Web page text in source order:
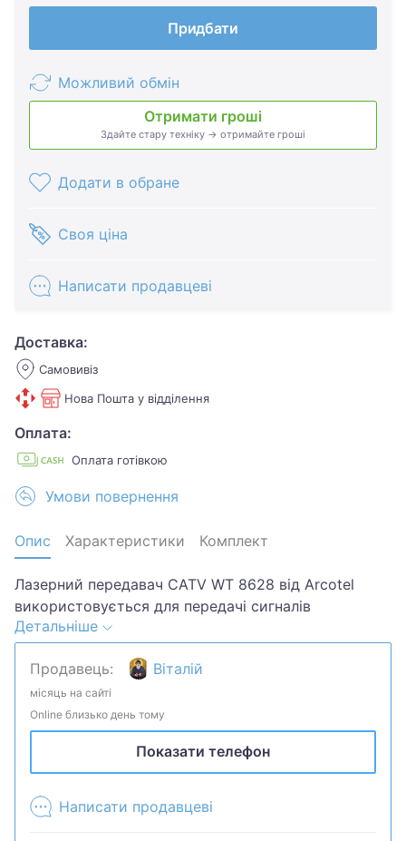
Придбати
Можливий обмін
Отримати гроші
Здайте стару техніку → отримайте гроші
Додати в обране
Своя ціна
Написати продавцеві
Доставка:
Самовивіз
Нова Пошта у відділення
Оплата:
Оплата готівкою
Умови повернення
Опис Характеристики Комплект
Лазерний передавач CATV WT 8628 від Arcotel
використовується для передачі сигналів
телебачення через оптичне волокно.Рідкісна
річ,особливо нова.Стан новий,лише подерта
коробка.
Детальніше
Продавець: Віталій
місяць на сайті
Online близько день тому
Показати телефон
Написати продавцеві